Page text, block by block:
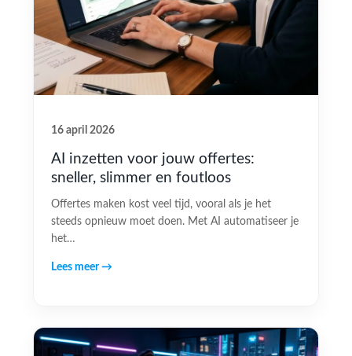
16 april 2026
AI inzetten voor jouw offertes:
sneller, slimmer en foutloos
Offertes maken kost veel tijd, vooral als je het
steeds opnieuw moet doen. Met AI automatiseer je
het…
Lees meer →